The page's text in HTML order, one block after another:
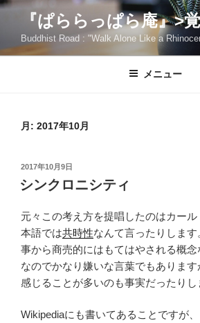
コ
ン
『ぱららっぱら庵』>
Buddhist Road : "Walk Alone Like a
メニュー
月: 2017年10月
投
稿
日:
2017年10月9日
シンクロニシティ
元々この考え方を提唱したのはカー
本語では共時性なんて言ったりしま
事から商売的にはもてはやされる概念
なのでかなり嫌いな言葉でもありま
感じることが多いのも事実だったりし
Wikipediaにも書いてあることですが